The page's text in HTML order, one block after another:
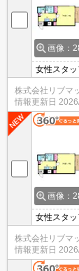
画像：
女性スタ
株式会社リブマ
情報更新日
画像：
女性スタ
株式会社リブマ
情報更新日